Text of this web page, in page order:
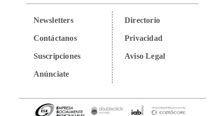
Newsletters
Contáctanos
Suscripciones
Anúnciate
Directorio
Privacidad
Aviso Legal